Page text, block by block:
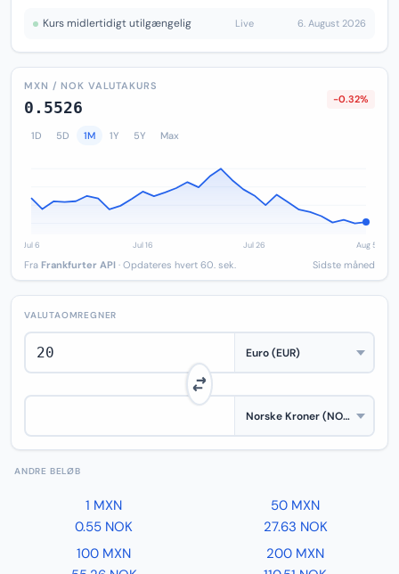
Kurs midlertidigt utilgængelig Live 6. August 2026
MXN / NOK VALUTAKURS
0.5526 -0.32%
1D 5D 1M 1Y 5Y Max
Fra Frankfurter API · Opdateres hvert 60. sek. Sidste måned
VALUTAOMREGNER
ANDRE BELØB
1 MXN
0.55 NOK
50 MXN
27.63 NOK
100 MXN
200 MXN